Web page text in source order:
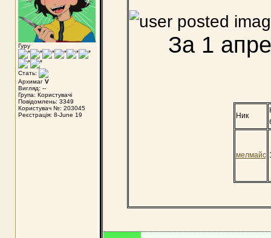
Гуру
Стать:
Архимаг V
Вигляд: --
Група: Користувачі
Повідомлень: 3349
Користувач №: 203045
Реєстрація: 8-June 19
За 1
Ник
мелмайс